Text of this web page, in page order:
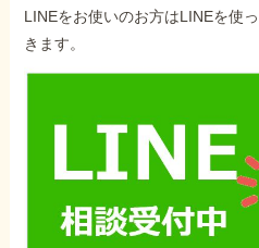
LINEをお使いのお方はLINEを使
きます。